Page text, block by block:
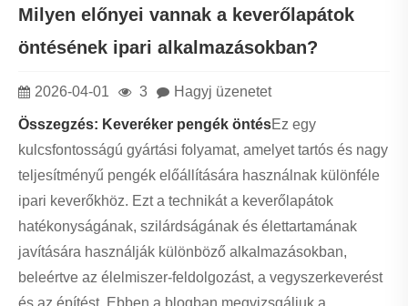
Milyen előnyei vannak a keverőlapátok
öntésének ipari alkalmazásokban?
2026-04-01 3 Hagyj üzenetet
Összegzés: Keveréker pengék öntésEz egy
kulcsfontosságú gyártási folyamat, amelyet tartós és nagy
teljesítményű pengék előállítására használnak különféle
ipari keverőkhöz. Ezt a technikát a keverőlapátok
hatékonyságának, szilárdságának és élettartamának
javítására használják különböző alkalmazásokban,
beleértve az élelmiszer-feldolgozást, a vegyszerkeverést
és az építést. Ebben a blogban megvizsgáljuk a